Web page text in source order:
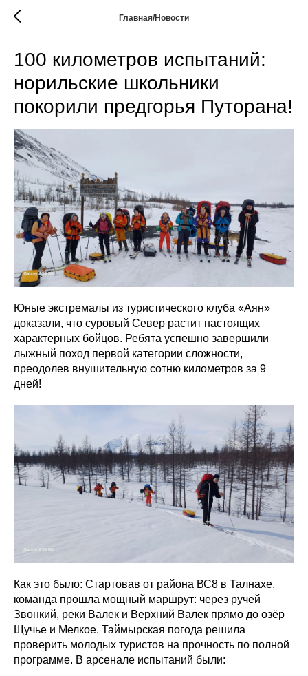
Главная/Новости
100 километров испытаний:
норильские школьники
покорили предгорья Путорана!
Юные экстремалы из туристического клуба «Аян»
доказали, что суровый Север растит настоящих
характерных бойцов. Ребята успешно завершили
лыжный поход первой категории сложности,
преодолев внушительную сотню километров за 9
дней!
Как это было: Стартовав от района ВС8 в Талнахе,
команда прошла мощный маршрут: через ручей
Звонкий, реки Валек и Верхний Валек прямо до озёр
Щучье и Мелкое. Таймырская погода решила
проверить молодых туристов на прочность по полной
программе. В арсенале испытаний были: